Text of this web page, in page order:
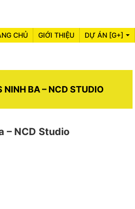
CHỦ GIỚI THIỆU DỰ ÁN [G+]
BA – NCD STUDIO
– NCD Studio